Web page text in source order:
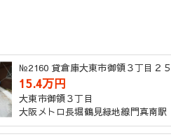
№2160 貸倉庫大東市御領３丁目２
15.4万円
大東市御領３丁目
大阪メトロ長堀鶴見緑地線門真南駅